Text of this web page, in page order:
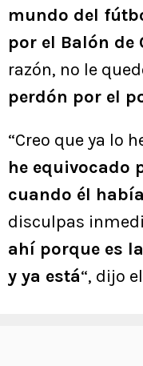
mundo del
por el Balón de
razón, no le
perdón por el
“Creo que ya lo
he equivocado
cuando él
disculpas
ahí porque es
y ya está“, dijo